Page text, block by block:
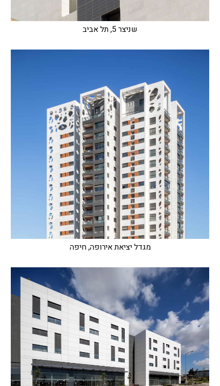
שניצר 5, תל אביב
מגדל יציאת אירופה, חיפה